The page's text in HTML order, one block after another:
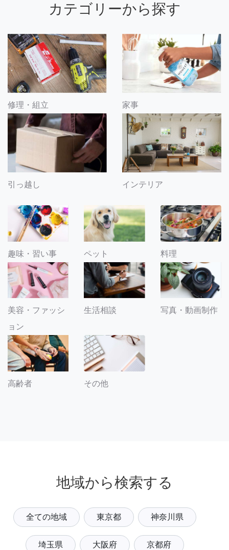
カテゴリーから探す
修理・組立 家事
引っ越し インテリア
趣味・習い事 ペット 料理
美容・ファッシ
ョン
生活相談 写真・動画制作
高齢者 その他
地域から検索する
全ての地域 東京都 神奈川県
埼玉県 大阪府 京都府